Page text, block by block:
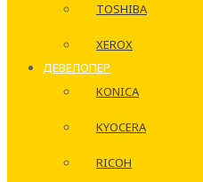
TOSHIBA
XEROX
ДЕВЕЛОПЕР
KONICA
KYOCERA
RICOH